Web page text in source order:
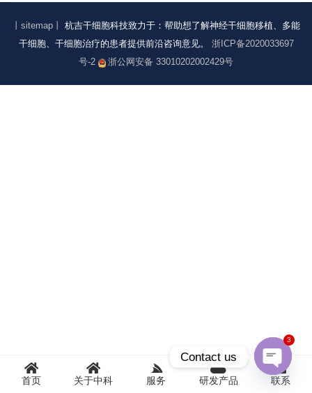
丨sitemap丨
杭吉干细胞科技致力于：帮助想了解神经干细胞移植、多能
干细胞、干细胞治疗的患者提供前沿咨询意见。 浙ICP备2020033697
号-2
浙公网安备 33010202002429号
首页 关于中科 服务 研发产品 联系
Contact us
Open
3